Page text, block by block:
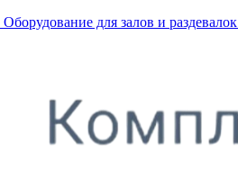
Оборудование для залов и раздевалок